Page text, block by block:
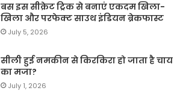
बस इस सीक्रेट ट्रिक से बनाएं एकदम खिला-
खिला और परफेक्ट साउथ इंडियन ब्रेकफास्ट
July 5, 2026
सीली हुई नमकीन से किरकिरा हो जाता है चाय
का मजा?
July 1, 2026